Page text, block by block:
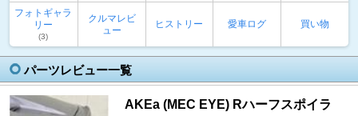
フォトギャラ
リー
(3)
クルマレビ
ュー
ヒストリー 愛車ログ 買い物
パーツレビュー一覧
AKEa (MEC EYE) Rハーフスポイラ